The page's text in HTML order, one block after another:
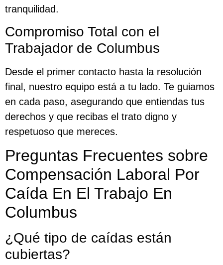
tranquilidad.
Compromiso Total con el
Trabajador de Columbus
Desde el primer contacto hasta la resolución
final, nuestro equipo está a tu lado. Te guiamos
en cada paso, asegurando que entiendas tus
derechos y que recibas el trato digno y
respetuoso que mereces.
Preguntas Frecuentes sobre
Compensación Laboral Por
Caída En El Trabajo En
Columbus
¿Qué tipo de caídas están
cubiertas?